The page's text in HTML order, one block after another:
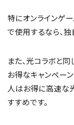
特にオンラインゲ
で使用するなら、
また、光コラボと
お得なキャンペー
人はお得に高速な
すすめです。